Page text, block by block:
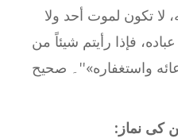
لا تكون لموت أحد ولا
فإذا رأيتم شيئاً من
واستغفاره»''۔ صحيح
کی نماز :